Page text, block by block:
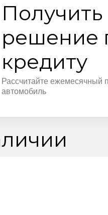
Получить
решение
кредиту
Рассчитайте ежемесячный
автомобиль